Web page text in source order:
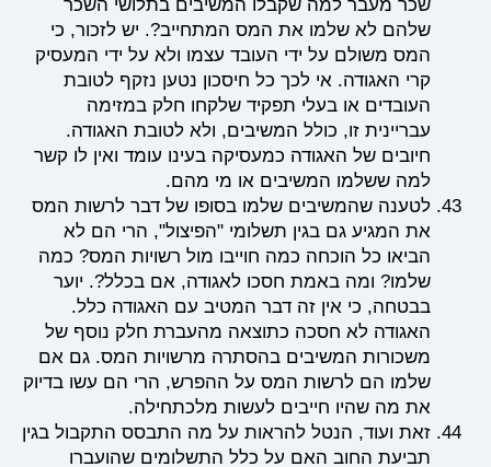
שכר מעבר למה שקבלו המשיבים בתלושי השכר
שלהם לא שלמו את המס המתחייב?. יש לזכור, כי
המס משולם על ידי העובד עצמו ולא על ידי המעסיק
קרי האגודה. אי לכך כל חיסכון נטען נזקף לטובת
העובדים או בעלי תפקיד שלקחו חלק במזימה
עבריינית זו, כולל המשיבים, ולא לטובת האגודה.
חיובים של האגודה כמעסיקה בעינו עומד ואין לו קשר
למה ששלמו המשיבים או מי מהם.
לטענה שהמשיבים שלמו בסופו של דבר לרשות המס
את המגיע גם בגין תשלומי "הפיצול", הרי הם לא
הביאו כל הוכחה כמה חוייבו מול רשויות המס? כמה
שלמו? ומה באמת חסכו לאגודה, אם בכלל?. יוער
בבטחה, כי אין זה דבר המטיב עם האגודה כלל.
האגודה לא חסכה כתוצאה מהעברת חלק נוסף של
משכורות המשיבים בהסתרה מרשויות המס. גם אם
שלמו הם לרשות המס על ההפרש, הרי הם עשו בדיוק
את מה שהיו חייבים לעשות מלכתחילה.
זאת ועוד, הנטל להראות על מה התבסס התקבול בגין
תביעת החוב האם על כלל התשלומים שהועברו